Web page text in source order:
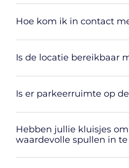
Hoe kom ik in contact
Is de locatie bereikbaar
Is er parkeerruimte op
Hebben jullie kluisjes
waardevolle spullen in